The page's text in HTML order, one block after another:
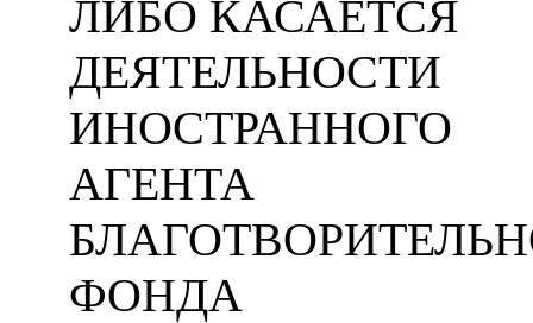
ЛИБО КАСАЕТСЯ
ДЕЯТЕЛЬНОСТИ
ИНОСТРАННОГО
АГЕНТА
ФОНДА